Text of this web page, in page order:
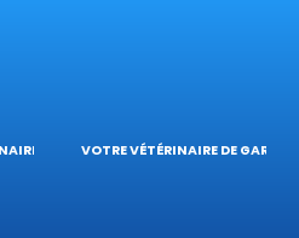
VOTRE VÉTÉRINAIRE DE GARDE